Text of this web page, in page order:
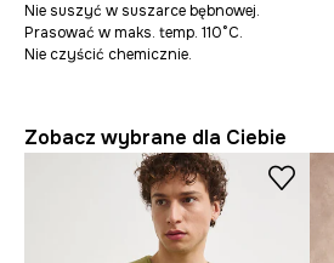
Nie suszyć w suszarce bębnowej.
Prasować w maks. temp. 110°C.
Nie czyścić chemicznie.
Zobacz wybrane dla Ciebie